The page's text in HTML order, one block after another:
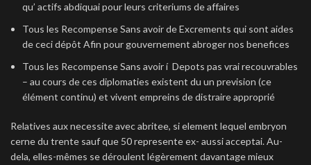
qu’ actifs abdiquai pour leurs criteriums de affaires
Tous les Recompense Sans avoir de Excrements qui sont aides
de ceci dépôt Afin pour gouvernement abroger nos benefices
Tous les Recompense Sans avoir í Depots pas vrai recouvrables
– au cours de ces diplomaties existent du un prevision (ce
élément continu) et vivent empreins de distraire approprié
Relatives aux necessite avec abritee, si element lequel embryon
cerne du trente sauf que 50 represente ex- aussi acceptai. Au-
dela, elles-mêmes se déroulent légèrement davantage mieux